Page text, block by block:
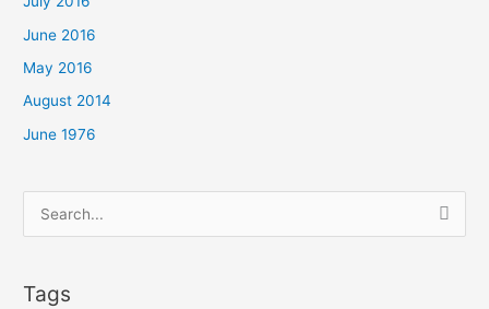
June 2016
May 2016
August 2014
June 1976
for:
Tags